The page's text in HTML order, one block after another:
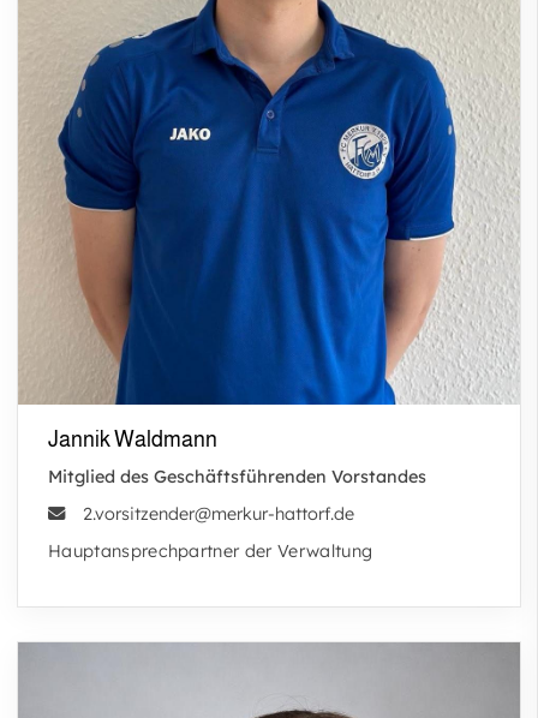
Jannik Waldmann
Mitglied des Geschäftsführenden Vorstandes
2.vorsitzender@merkur-hattorf.de
Hauptansprechpartner der Verwaltung